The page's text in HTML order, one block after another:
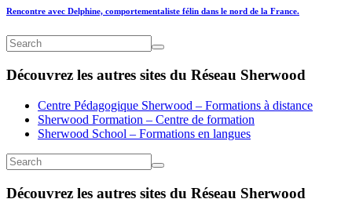
Rencontre avec Delphine, comportementaliste félin dans le nord de la France.
Découvrez les autres sites du Réseau Sherwood
Centre Pédagogique Sherwood – Formations à distance
Sherwood Formation – Centre de formation
Sherwood School – Formations en langues
Découvrez les autres sites du Réseau Sherwood